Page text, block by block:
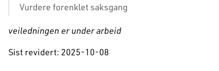
Vurdere forenklet saksgang
veiledningen er under arbeid
Sist revidert: 2025-10-08